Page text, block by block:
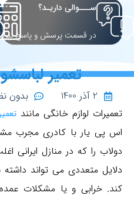
ســـوالی داریـد؟
در قسمت پرسش و پاسخ
تعمیر
2 آذر 1400 بدون
تعمیرات لوازم خانگی مانند
اس پی یار با کادری مجرب
دولاب را که در منازل ایرانی
دلایل متعددی می تواند
کند. خرابی و یا مشکلات